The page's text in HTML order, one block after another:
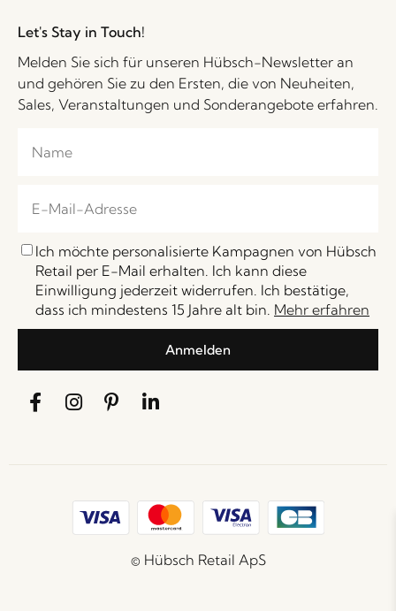
Let's Stay in Touch!
Melden Sie sich für unseren Hübsch-Newsletter an
und gehören Sie zu den Ersten, die von Neuheiten,
Sales, Veranstaltungen und Sonderangebote erfahren.
Ich möchte personalisierte Kampagnen von Hübsch
Retail per E-Mail erhalten. Ich kann diese
Einwilligung jederzeit widerrufen. Ich bestätige,
dass ich mindestens 15 Jahre alt bin. Mehr erfahren
Anmelden
© Hübsch Retail ApS